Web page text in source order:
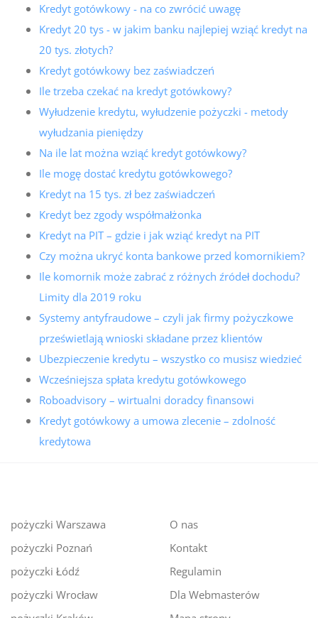
Kredyt gotówkowy - na co zwrócić uwagę
Kredyt 20 tys - w jakim banku najlepiej wziąć kredyt na
20 tys. złotych?
Kredyt gotówkowy bez zaświadczeń
Ile trzeba czekać na kredyt gotówkowy?
Wyłudzenie kredytu, wyłudzenie pożyczki - metody
wyłudzania pieniędzy
Na ile lat można wziąć kredyt gotówkowy?
Ile mogę dostać kredytu gotówkowego?
Kredyt na 15 tys. zł bez zaświadczeń
Kredyt bez zgody współmałżonka
Kredyt na PIT – gdzie i jak wziąć kredyt na PIT
Czy można ukryć konta bankowe przed komornikiem?
Ile komornik może zabrać z różnych źródeł dochodu?
Limity dla 2019 roku
Systemy antyfraudowe – czyli jak firmy pożyczkowe
prześwietlają wnioski składane przez klientów
Ubezpieczenie kredytu – wszystko co musisz wiedzieć
Wcześniejsza spłata kredytu gotówkowego
Roboadvisory – wirtualni doradcy finansowi
Kredyt gotówkowy a umowa zlecenie – zdolność
kredytowa
pożyczki Warszawa
pożyczki Poznań
pożyczki Łódź
pożyczki Wrocław
O nas
Kontakt
Regulamin
Dla Webmasterów